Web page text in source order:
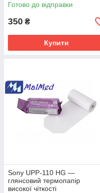
Готово до відправки
350 ₴
Купити
Sony UPP-110 HG —
глянсовий термопапір
високої чіткості